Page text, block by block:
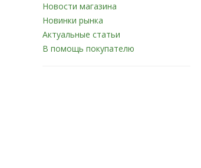
Новости магазина
Новинки рынка
Актуальные статьи
В помощь покупателю